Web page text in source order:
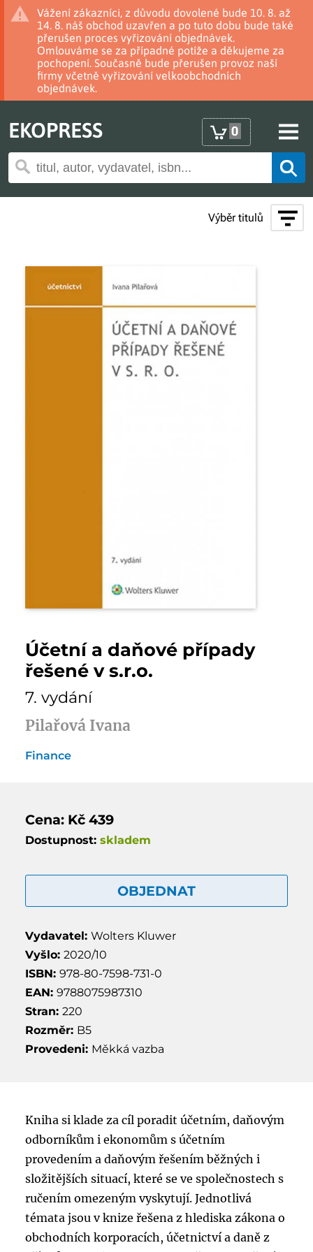
Vážení zákazníci, z důvodu dovolené bude 10. 8. až
14. 8. náš obchod uzavřen a po tuto dobu bude také
přerušen proces vyřizování objednávek.
Omlouváme se za případné potíže a děkujeme za
pochopení. Současně bude přerušen provoz naší
firmy včetně vyřizování velkoobchodních
objednávek.
EKOPRESS 0
Výběr titulů
Účetní a daňové případy
řešené v s.r.o.
7. vydání
Pilařová Ivana
Finance
Cena: Kč 439
Dostupnost: skladem
OBJEDNAT
Vydavatel: Wolters Kluwer
Vyšlo: 2020/10
ISBN: 978-80-7598-731-0
EAN: 9788075987310
Stran: 220
Rozměr: B5
Provedeni: Měkká vazba
Kniha si klade za cíl poradit účetním, daňovým
odborníkům i ekonomům s účetním
provedením a daňovým řešením běžných i
složitějších situací, které se ve společnostech s
ručením omezeným vyskytují. Jednotlivá
témata jsou v knize řešena z hlediska zákona o
obchodních korporacích, účetnictví a daně z